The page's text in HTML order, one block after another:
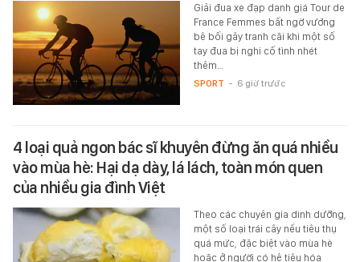
Giải đua xe đạp danh giá Tour de
France Femmes bất ngờ vướng
bê bối gây tranh cãi khi một số
tay đua bị nghi cố tình nhét
thêm…
SPORT - 6 giờ trước
4 loại quả ngon bác sĩ khuyên đừng ăn quá nhiều
vào mùa hè: Hại dạ dày, lá lách, toàn món quen
của nhiều gia đình Việt
Theo các chuyên gia dinh dưỡng,
một số loại trái cây nếu tiêu thụ
quá mức, đặc biệt vào mùa hè
hoặc ở người có hệ tiêu hóa